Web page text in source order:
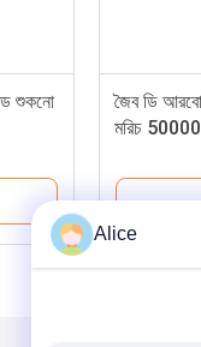
শুকনো
জৈব ডি
মরিচ
Alice